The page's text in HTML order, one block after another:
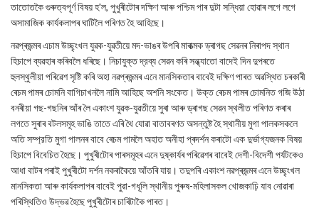
তাতোতকৈ গুৰুত্বপূৰ্ণ বিষয় হ'ল, পুখুৰীটোৰ দক্ষিণ আৰু পশ্চিম পাৰ দুটা সন্ধিয়া হোৱাৰ লগে লগে
অসামাজিক কার্যকলাপৰ ঘাটিলৈ পৰিণত হৈ আহিছে।
নৱপ্ৰজন্মৰ এচাম উচ্ছৃংখল যুৱক-যুৱতীয়ে মদ-ভাঙৰ উপৰি মাৰাত্মক ড্ৰাগছ সেৱনৰ নিৰাপদ স্থান
হিচাপে ব্যৱহাৰ কৰিবলৈ ধৰিছে। নিচাযুক্ত দ্রব্য সেৱন কৰি সন্ধ্যাতো বাদেই দিন দুপৰতে
হুলস্থুলীয়া পৰিৱেশ সৃষ্টি কৰি অহা নৱপ্ৰজন্মৰ এনে মানসিকতাৰ বাবেই দক্ষিণ পাৰত অৱস্থিত চৰকাৰী
ৰেচম পামৰ চোমনি বাগিচাখনলৈ নামি আহিছে অশনি সংকেত। উক্ত ৰেচম পামৰ চোমনিত গজি উঠা
বনৰীয়া গছ-গছনিৰ আঁৰ লৈ একাংশ যুৱক-যুৱতীয়ে সুৰা আৰু ড্ৰাগছ সেৱন স্থলীত পৰিণত কৰাৰ
লগতে সুৰাৰ বটলসমূহ ভাঙি তাতে এৰি থৈ যোৱা বাতাবৰণত অসন্তুষ্ট হৈ স্থানীয় মুগা পালকসকলে
অতি সম্প্রতি মুগা পালনৰ বাবে ৰেচম পামলৈ অহাত অনীহা প্ৰদৰ্শন কৰাটো এক দুর্ভাগ্যজনক বিষয়
হিচাপে বিবেচিত হৈছে। পুখুৰীটোৰ পাৰসমূহৰ এনে দুষ্কাৰ্যৰ পৰিৱেশৰ বাবেই দেশী-বিদেশী পর্যটকেও
আধা বাটৰ পৰাই পুখুৰীটো দৰ্শন নকৰাকৈয়ে আঁতৰি যায়। তদুপৰি একাংশ নৱপ্ৰজন্মৰ এনে উচ্ছৃংখল
মানসিকতা আৰু কাৰ্যকলাপৰ বাবেই পুৱা-গধূলি স্থানীয় পুৰুষ-মহিলাসকল খোজকাঢ়ি যাব নোৱাৰা
পৰিস্থিতিও উদ্ভৱ হৈছে পুখুৰীটোৰ চাৰিটাকৈ পাৰত।